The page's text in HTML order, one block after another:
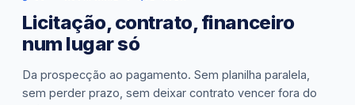
Licitação, contrato, financeiro
num lugar só
Da prospecção ao pagamento. Sem planilha paralela,
sem perder prazo, sem deixar contrato vencer fora do